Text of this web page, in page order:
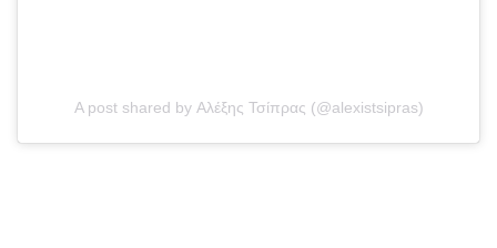
A post shared by Αλέξης Τσίπρας (@alexistsipras)